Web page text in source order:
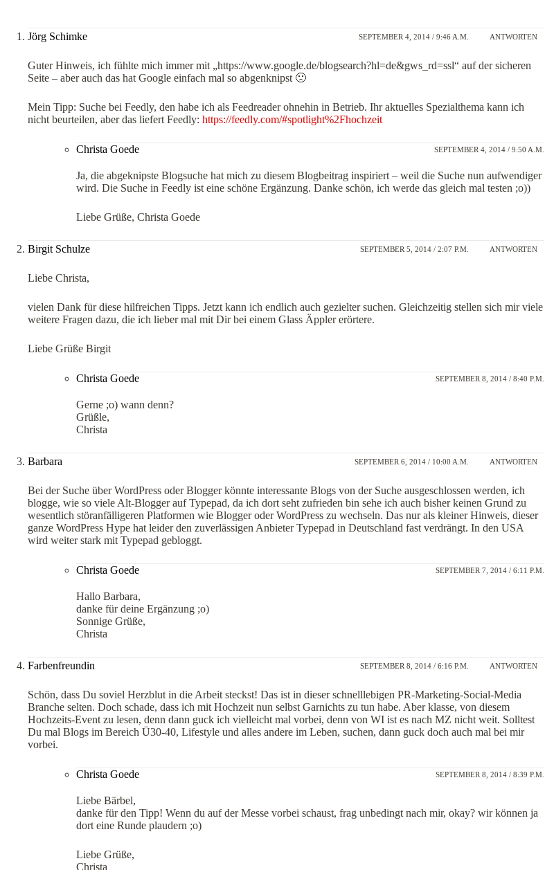
Jörg Schimke SEPTEMBER 4, 2014 / 9:46 A.M. ANTWORTEN
Guter Hinweis, ich fühlte mich immer mit „https://www.google.de/blogsearch?hl=de&gws_rd=ssl“ auf der sicheren
Seite – aber auch das hat Google einfach mal so abgenknipst 🙁
Mein Tipp: Suche bei Feedly, den habe ich als Feedreader ohnehin in Betrieb. Ihr aktuelles Spezialthema kann ich
nicht beurteilen, aber das liefert Feedly: https://feedly.com/#spotlight%2Fhochzeit
Christa Goede SEPTEMBER 4, 2014 / 9:50 A.M.
Ja, die abgeknipste Blogsuche hat mich zu diesem Blogbeitrag inspiriert – weil die Suche nun aufwendiger
wird. Die Suche in Feedly ist eine schöne Ergänzung. Danke schön, ich werde das gleich mal testen ;o))
Liebe Grüße, Christa Goede
Birgit Schulze SEPTEMBER 5, 2014 / 2:07 P.M. ANTWORTEN
Liebe Christa,
vielen Dank für diese hilfreichen Tipps. Jetzt kann ich endlich auch gezielter suchen. Gleichzeitig stellen sich mir viele
weitere Fragen dazu, die ich lieber mal mit Dir bei einem Glass Äppler erörtere.
Liebe Grüße Birgit
Christa Goede SEPTEMBER 8, 2014 / 8:40 P.M.
Gerne ;o) wann denn?
Grüßle,
Christa
Barbara SEPTEMBER 6, 2014 / 10:00 A.M. ANTWORTEN
Bei der Suche über WordPress oder Blogger könnte interessante Blogs von der Suche ausgeschlossen werden, ich
blogge, wie so viele Alt-Blogger auf Typepad, da ich dort seht zufrieden bin sehe ich auch bisher keinen Grund zu
wesentlich störanfälligeren Platformen wie Blogger oder WordPress zu wechseln. Das nur als kleiner Hinweis, dieser
ganze WordPress Hype hat leider den zuverlässigen Anbieter Typepad in Deutschland fast verdrängt. In den USA
wird weiter stark mit Typepad gebloggt.
Christa Goede SEPTEMBER 7, 2014 / 6:11 P.M.
Hallo Barbara,
danke für deine Ergänzung ;o)
Sonnige Grüße,
Christa
Farbenfreundin SEPTEMBER 8, 2014 / 6:16 P.M. ANTWORTEN
Schön, dass Du soviel Herzblut in die Arbeit steckst! Das ist in dieser schnelllebigen PR-Marketing-Social-Media
Branche selten. Doch schade, dass ich mit Hochzeit nun selbst Garnichts zu tun habe. Aber klasse, von diesem
Hochzeits-Event zu lesen, denn dann guck ich vielleicht mal vorbei, denn von WI ist es nach MZ nicht weit. Solltest
Du mal Blogs im Bereich Ü30-40, Lifestyle und alles andere im Leben, suchen, dann guck doch auch mal bei mir
vorbei.
Christa Goede SEPTEMBER 8, 2014 / 8:39 P.M.
Liebe Bärbel,
danke für den Tipp! Wenn du auf der Messe vorbei schaust, frag unbedingt nach mir, okay? wir können ja
dort eine Runde plaudern ;o)
Liebe Grüße,
Christa